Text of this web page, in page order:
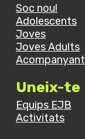
Soc nou!
Adolescents
Joves
Joves Adults
Uneix-te
Equips EJB
Activitats